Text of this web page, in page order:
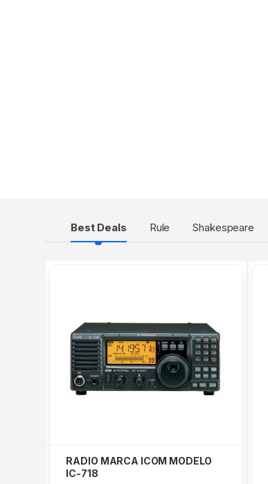
de productos
Best Deals Rule Shakespeare
RADIO MARCA ICOM MODELO
IC-718